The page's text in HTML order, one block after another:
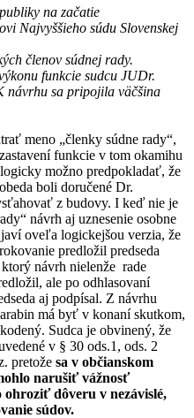
na začatie
Najvyššieho súdu Slovenskej
členov súdnej rady.
funkcie sudcu JUDr.
návrhu sa pripojila väčšina
meno „členky súdne rady“,
funkcie v tom okamihu
možno predpokladať, že
boli doručené Dr.
z budovy. I keď nie je
návrh aj uznesenie osobne
oveľa logickejšou verzia, že
predložil predseda
návrh nielenže rade
ale po odhlasovaní
aj podpísal. Z návrhu
má byť v konaní skutkom,
Sudca je obvinený, že
v § 30 ods.1, ods. 2
pretože sa v občianskom
narušiť vážnosť
ohroziť dôveru v nezávislé,
súdov.